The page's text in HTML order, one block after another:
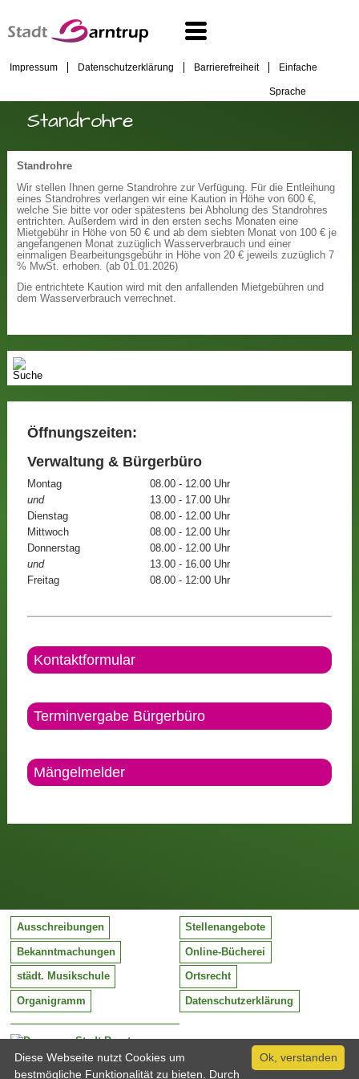
Impressum Datenschutzerklärung Barrierefreiheit Einfache
Sprache
Standrohre
Standrohre
Wir stellen Ihnen gerne Standrohre zur Verfügung. Für die Entleihung
eines Standrohres verlangen wir eine Kaution in Höhe von 600 €,
welche Sie bitte vor oder spätestens bei Abholung des Standrohres
entrichten. Außerdem wird in den ersten sechs Monaten eine
Mietgebühr in Höhe von 50 € und ab dem siebten Monat von 100 € je
angefangenen Monat zuzüglich Wasserverbrauch und einer
einmaligen Bearbeitungsgebühr in Höhe von 20 € jeweils zuzüglich 7
% MwSt. erhoben. (ab 01.01.2026)
Die entrichtete Kaution wird mit den anfallenden Mietgebühren und
dem Wasserverbrauch verrechnet.
Öffnungszeiten:
Verwaltung & Bürgerbüro
Montag
08.00 - 12.00 Uhr
und
13.00 - 17.00 Uhr
Dienstag
08.00 - 12.00 Uhr
Mittwoch
08.00 - 12.00 Uhr
Donnerstag
08.00 - 12.00 Uhr
und
13.00 - 16.00 Uhr
Freitag
08.00 - 12:00 Uhr
Kontaktformular
Terminvergabe Bürgerbüro
Mängelmelder
Stadt Barntrup
Mittelstraße 38
32683 Barntrup
Ausschreibungen Stellenangebote
Bekanntmachungen Online-Bücherei
städt. Musikschule Ortsrecht
Organigramm Datenschutzerklärung
Ok, verstanden
Diese Webseite nutzt Cookies um
bestmögliche Funktionalität zu bieten. Durch